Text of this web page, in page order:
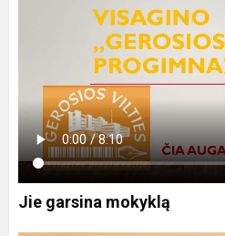
Jie garsina mokyklą